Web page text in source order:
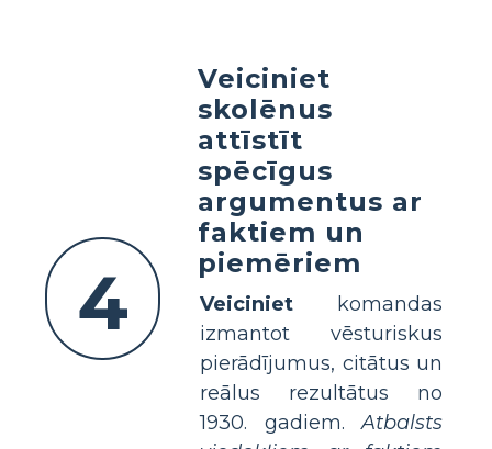
4
Veiciniet
skolēnus
attīstīt
spēcīgus
argumentus ar
faktiem un
piemēriem
Veiciniet komandas
izmantot vēsturiskus
pierādījumus, citātus un
reālus rezultātus no
1930. gadiem.Atbalsts